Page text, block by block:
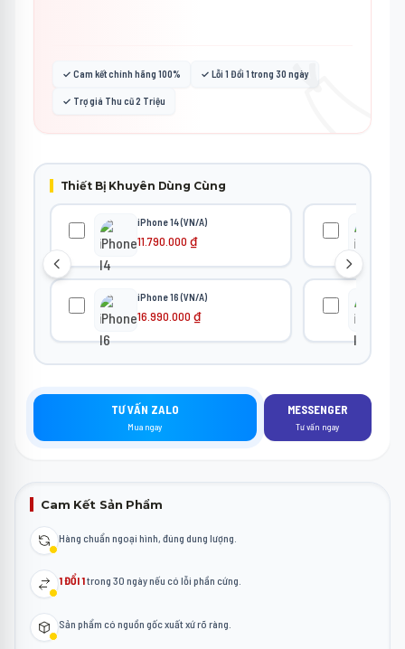
🏷️
✓ Cam kết chính hãng 100% ✓ Lỗi 1 Đổi 1 trong 30 ngày
✓ Trợ giá Thu cũ 2 Triệu
Thiết Bị Khuyên Dùng Cùng
iPhone 14 (VN/A)
11.790.000 ₫
iPhone 16 (VN/A)
16.990.000 ₫
TƯ VẤN ZALO
Mua ngay
MESSENGER
Tư vấn ngay
Cam Kết Sản Phẩm
Hàng chuẩn ngoại hình, đúng dung lượng.
1 ĐỔI 1trong 30 ngày nếu có lỗi phần cứng.
Sản phẩm có nguồn gốc xuất xứ rõ ràng.